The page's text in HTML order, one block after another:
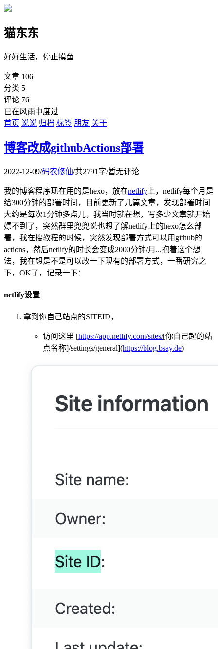
猫东东
好好生活，停止摸鱼
文章 106
分类 5
评论 76
已在风雨中度过
首页 说说 归档 标签 朋友 关于
博客改成githubActions部署
2022-12-09/码农修仙/共2791字/暂无评论
我的博客程序现在用的是hexo，放在netlify 上，netlify每个月是
给300分钟的部署时间，目前更新了几篇文章，发现部署时间
大约是每次1分钟多点儿，我当时就在想，写多少文章就开始
嫖不到了，突然群里兜兜说也想了解netlify上的hexo怎么部
署，我在搜教程的时候，突然发现部署方式可以用github的
actions，然后netlify的时长会变成2000分钟/月...抱着这个想
法，我在想是不是可以改一下现有的部署方式，一番研究之
下，OK了，记录一下：
netlify设置
拿到你自己站点的SITEID，
访问这里 [https://app.netlify.com/sites/[你自己起的站
点名称]/settings/general](https://blog.bsay.de)